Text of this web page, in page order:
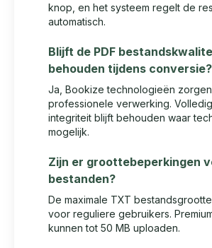
knop, en het systeem regelt de
automatisch.
Blijft de PDF
behouden tijdens conversie?
Ja, Bookize technologieën
professionele verwerking.
integriteit blijft behouden waar
mogelijk.
Zijn er groottebeperkingen
bestanden?
De maximale TXT
voor reguliere gebruikers.
kunnen tot 50 MB uploaden.